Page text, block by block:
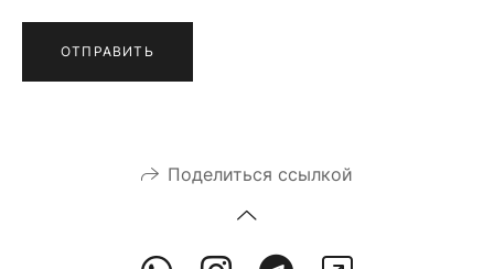
ОТПРАВИТЬ
Поделиться ссылкой